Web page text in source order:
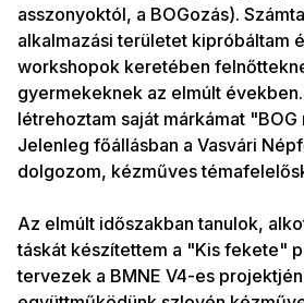
asszonyoktól, a BOGozás).
alkalmazási területet kipróbáltam
workshopok keretében
gyermekeknek az elmúlt
létrehoztam saját márkámat "BOG
Jelenleg főállásban a Vasvári
dolgozom, kézműves
Az elmúlt időszakban tanulok,
táskát készítettem a "Kis fekete"
tervezek a BMNE V4-es